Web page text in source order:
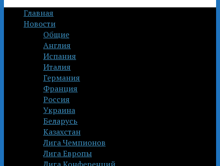
Главная
Новости
Общие
Англия
Испания
Италия
Германия
Франция
Россия
Украина
Беларусь
Казахстан
Лига Чемпионов
Лига Европы